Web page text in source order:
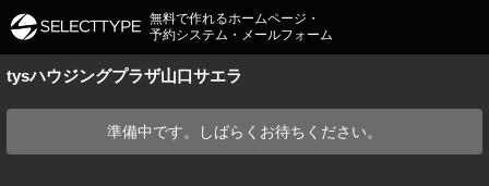
tysハウジングプラザ山口サエラ
準備中です。しばらくお待ちください。
無料で作れるホームページ・
予約システム・メールフォーム